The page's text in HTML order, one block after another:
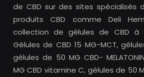
de CBD sur des sites spécialisés
produits CBD comme Deli
collection de gélules de CBD à
Gélules de CBD 15 MG-MCT,
gélules de 50 MG CBD-
MG CBD vitamine C, gélules de 50